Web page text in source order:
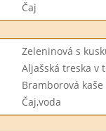
Čaj
Zeleninová s
Aljašská treska v
Bramborová kaše
Čaj,voda